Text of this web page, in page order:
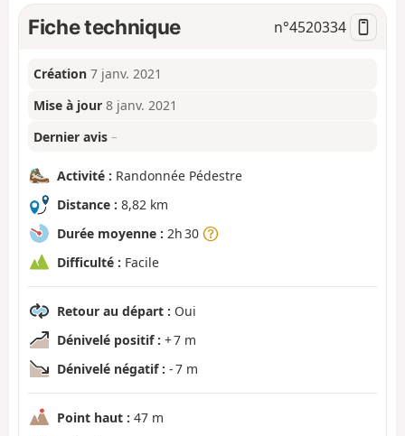
a
t
Fiche technique n°4520334
Création 7 janv. 2021
Mise à jour 8 janv. 2021
Dernier avis –
Activité : Randonnée Pédestre
Distance : 8,82 km
Durée moyenne : 2h 30
Difficulté : Facile
Retour au départ : Oui
Dénivelé positif : + 7 m
Dénivelé négatif : - 7 m
Point haut : 47 m